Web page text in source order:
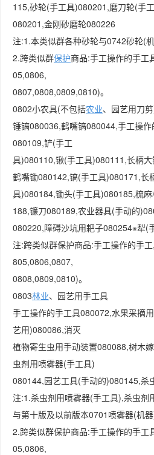
115,砂轮(手工具)080201,磨刀轮(手
080201,金刚砂磨轮080226
注:1.本类似群各种砂轮与0742砂轮(
2.跨类似群保护商品:手工操作的手工
05,0806,
0807,0808,0809,0810)。
0802小农具(不包括农业、园艺用刀
锤镐080036,鹤嘴镐080044,手工操
080109,铲(手工
具)080110,锹(手工具)080111,长柄
鹤嘴锄080142,镐(手工具)080171,长
具)080184,锄头(手工具)080185,梳
188,镰刀080189,农业器具(手动的
080220,障碍沙坑用耙子080254※犁(
注:跨类似群保护商品:手工操作的手
805,0806,0807,
0808,0809,0810)。
0803林业、园艺用手工具
手工操作的手工具080072,水果采摘
艺用)080086,消灭
植物寄生虫用手动装置080088,树木
虫剂用喷雾器(手工具)
080144,园艺工具(手动的)080145,杀
注:1.杀虫剂用喷雾器(手工具),杀虫剂
与第十版及以前版本0701喷雾器(机
2.跨类似群保护商品:手工操作的手
05,0806,